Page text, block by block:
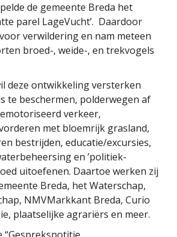
de gemeente Breda het
parel LageVucht’. Daardoor
verwildering en nam meteen
broed-, weide-, en trekvogels
deze ontwikkeling versterken
te beschermen, polderwegen af
verkeer,
met bloemrijk grasland,
bestrijden, educatie/excursies,
en ’politiek-
uitoefenen. Daartoe werken zij
Breda, het Waterschap,
NMVMarkkant Breda, Curio
plaatselijke agrariërs en meer.